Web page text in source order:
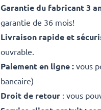
Garantie du fabricant 3
garantie de 36 mois!
Livraison rapide et
ouvrable.
Paiement en ligne : vous
bancaire)
Droit de retour : vous